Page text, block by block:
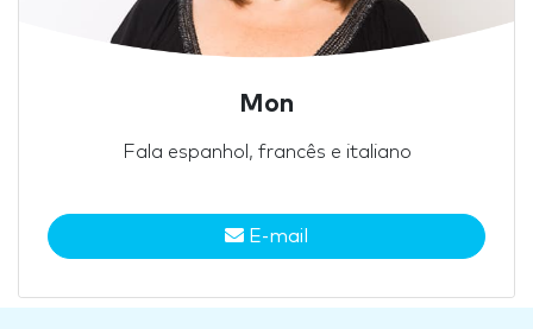
Mon
Fala espanhol, francês e italiano
E-mail